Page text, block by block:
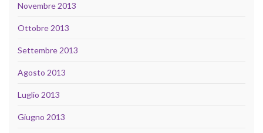
Novembre 2013
Ottobre 2013
Settembre 2013
Agosto 2013
Luglio 2013
Giugno 2013